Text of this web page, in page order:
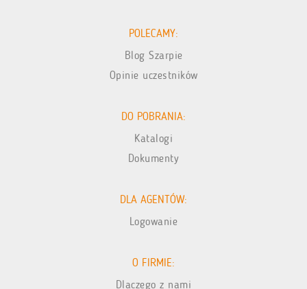
POLECAMY:
Blog Szarpie
Opinie uczestników
DO POBRANIA:
Katalogi
Dokumenty
DLA AGENTÓW:
Logowanie
O FIRMIE:
Dlaczego z nami